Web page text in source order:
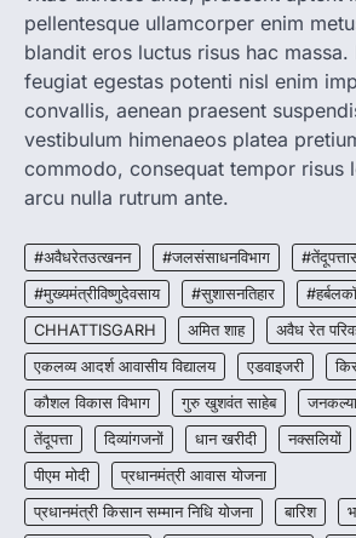
3
CG : मुख्यमंत्री
छत्तीसगढ़ को बड़ी
More Khabar
रायपुर। मुख्यमंत्री विष्णुदेव
हरित विकास और किसानों
4
CHHATTISGARH
CG : पांच माह की
More Khabar
रायपुर। राष्ट्रीय बाल
जशपुर जिले की 5 माह की
pellentesque ullamcorper enim
blandit eros luctus risus hac massa.
feugiat egestas potenti nisl enim
convallis, aenean praesent
vestibulum himenaeos platea
commodo, consequat tempor risus
arcu nulla rutrum ante.
#अवैधरेतउत्खनन #जलसंसाधनविभाग
#मुख्यमंत्रीविष्णुदेवसाय
#सुशासनतिहार
CHHATTISGARH
अमित शाह अवैध रेत
एकलव्य आदर्श आवासीय विद्यालय
एडवाइजरी
कौशल विकास विभाग
गुरु खुशवंत साहेब
तेंदूपत्ता
दिव्यांगजनों धान खरीदी नक्सलियों
पीएम मोदी
प्रधानमंत्री आवास योजना
प्रधानमंत्री किसान सम्मान निधि योजना
बारिश